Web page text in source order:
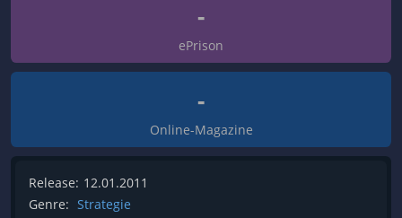
-
ePrison
-
Online-Magazine
Release: 12.01.2011
Genre: Strategie